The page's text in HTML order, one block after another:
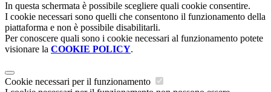
In questa schermata è possibile scegliere quali cookie consentire.
I cookie necessari sono quelli che consentono il funzionamento della
piattaforma e non è possibile disabilitarli.
Per conoscere quali sono i cookie necessari al funzionamento potete
visionare la COOKIE POLICY.
Cookie necessari per il funzionamento